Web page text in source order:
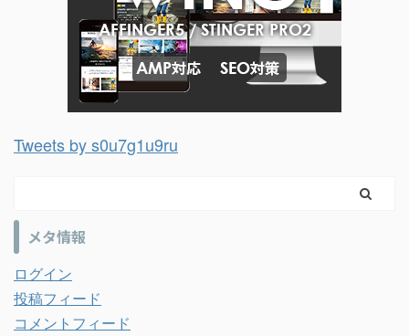
Tweets by s0u7g1u9ru
メタ情報
ログイン
投稿フィード
コメントフィード